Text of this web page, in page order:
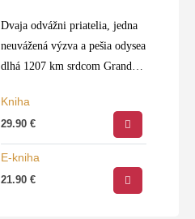
Dvaja odvážni priatelia, jedna
neuvážená výzva a pešia odysea
dlhá 1207 km srdcom Grand
Kniha
29.90€
E-kniha
21.90€